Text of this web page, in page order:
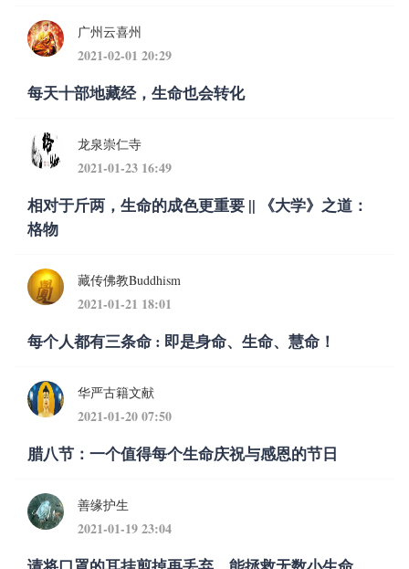
广州云喜州
2021-02-01 20:29
每天十部地藏经，生命也会转化
龙泉崇仁寺
2021-01-23 16:49
相对于斤两，生命的成色更重要 || 《大学》之道：
格物
藏传佛教Buddhism
2021-01-21 18:01
每个人都有三条命 : 即是身命、生命、慧命！
华严古籍文献
2021-01-20 07:50
腊八节：一个值得每个生命庆祝与感恩的节日
善缘护生
2021-01-19 23:04